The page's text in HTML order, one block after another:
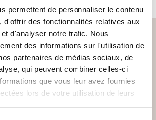
permettent de personnaliser le contenu
d'offrir des fonctionnalités relatives aux
d'analyser notre trafic. Nous
des informations sur l'utilisation de
partenaires de médias sociaux, de
qui peuvent combiner celles-ci
que vous leur avez fournies
lors de votre utilisation de leurs
SÉCURISÉ